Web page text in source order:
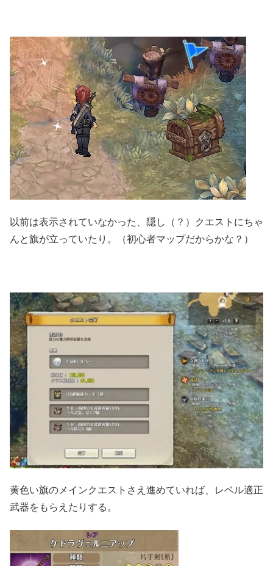
以前は表示されていなかった、隠し（？）クエストにちゃ
んと旗が立っていたり。（初心者マップだからかな？）
黄色い旗のメインクエストさえ進めていれば、レベル適正
武器をもらえたりする。